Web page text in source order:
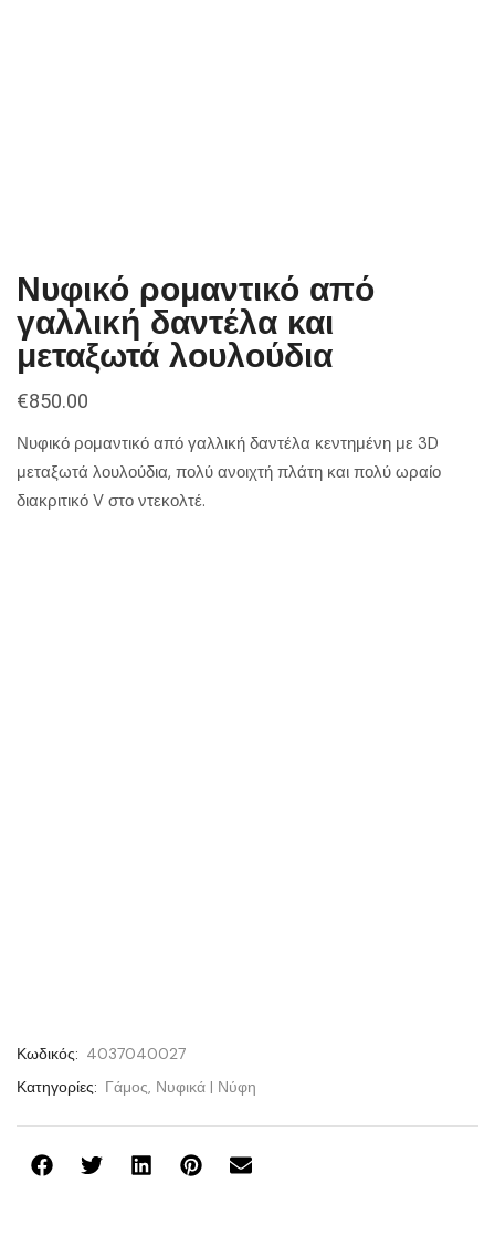
Νυφικό ρομαντικό από
γαλλική δαντέλα και
μεταξωτά λουλούδια
€850.00
Νυφικό ρομαντικό από γαλλική δαντέλα κεντημένη με 3D
μεταξωτά λουλούδια, πολύ ανοιχτή πλάτη και πολύ ωραίο
διακριτικό V στο ντεκολτέ.
Κωδικός: 4037040027
Κατηγορίες: Γάμος, Νυφικά | Νύφη